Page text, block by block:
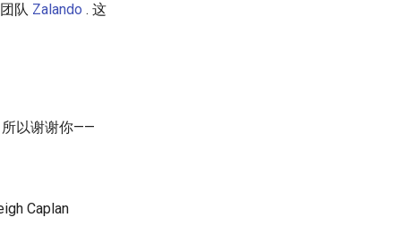
队 Zalando . 这
所以谢谢你——
Caplan